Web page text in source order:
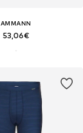
AMMANN
53,06€